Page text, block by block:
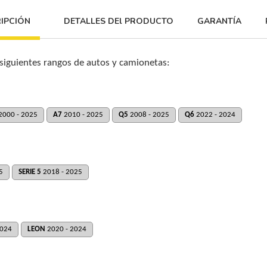
DETALLES DEl PRODUCTO GARANTÍA
rangos de autos y camionetas:
- 2025 A7 2010 - 2025 Q5 2008 - 2025 Q6 2022 - 2024
SERIE 5 2018 - 2025
LEON 2020 - 2024